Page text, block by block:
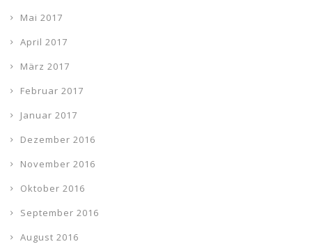
Mai 2017
April 2017
März 2017
Februar 2017
Januar 2017
Dezember 2016
November 2016
Oktober 2016
September 2016
August 2016